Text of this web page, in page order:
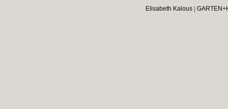
Elisabeth Kalous |